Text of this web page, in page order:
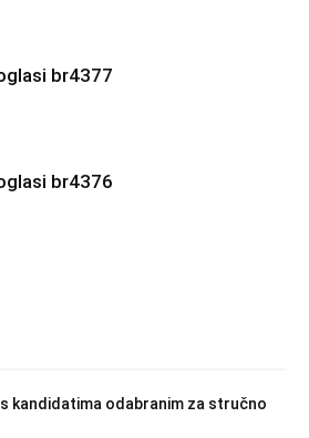
br4377
br4376
kandidatima odabranim za stručno